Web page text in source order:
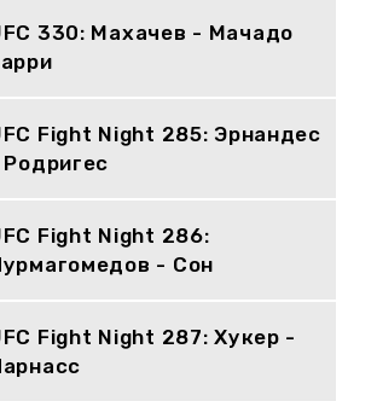
330: Махачев - Мачадо
Fight Night 285: Эрнандес
Fight Night 286:
- Сон
Fight Night 287: Хукер -